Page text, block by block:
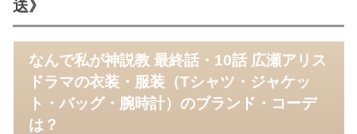
送》
なんで私が神説教 最終話・10話 広瀬アリス
ドラマの衣装・服装（Tシャツ・ジャケッ
ト・バッグ・腕時計）のブランド・コーデ
は？